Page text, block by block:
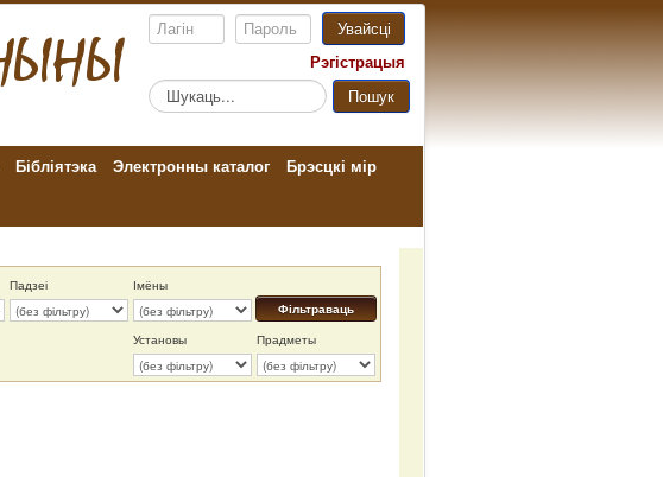
Увайсці
Рэгістрацыя
Пошук...
Пошук
Бібліятэка Электронны каталог
Брэсцкі мір
Фільтраваць
Імёны
Падзеі
Прадметы
Установы